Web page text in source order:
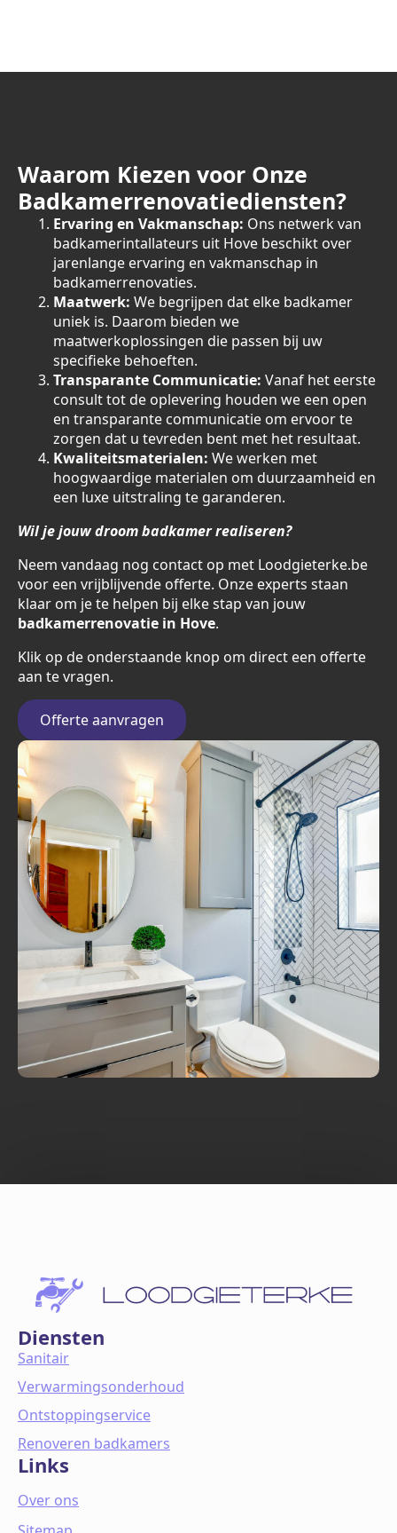
Waarom Kiezen voor Onze
Badkamerrenovatiediensten?
Ervaring en Vakmanschap: Ons netwerk van
badkamerintallateurs uit Hove beschikt over
jarenlange ervaring en vakmanschap in
badkamerrenovaties.
Maatwerk: We begrijpen dat elke badkamer
uniek is. Daarom bieden we
maatwerkoplossingen die passen bij uw
specifieke behoeften.
Transparante Communicatie: Vanaf het eerste
consult tot de oplevering houden we een open
en transparante communicatie om ervoor te
zorgen dat u tevreden bent met het resultaat.
Kwaliteitsmaterialen: We werken met
hoogwaardige materialen om duurzaamheid en
een luxe uitstraling te garanderen.
Wil je jouw droom badkamer realiseren?
Neem vandaag nog contact op met Loodgieterke.be
voor een vrijblijvende offerte. Onze experts staan
klaar om je te helpen bij elke stap van jouw
badkamerrenovatie in Hove.
Klik op de onderstaande knop om direct een offerte
aan te vragen.
Offerte aanvragen
Diensten
Sanitair
Verwarmingsonderhoud
Ontstoppingservice
Renoveren badkamers
Links
Over ons